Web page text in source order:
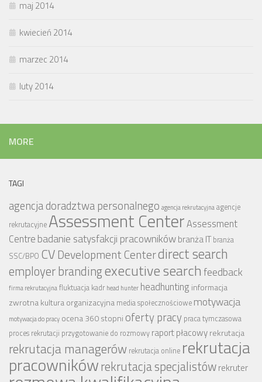
maj 2014
kwiecień 2014
marzec 2014
luty 2014
MORE
TAGI
agencja doradztwa personalnego agencja rekrutacyjnaagencje
rekrutacyjne Assessment CenterAssessment
Centre badanie satysfakcji pracownikówbranża IT branża
SSC/BPO CV Development Centerdirect search
employer brandingexecutive searchfeedback
firma rekrutacyjnafluktuacja kadr head hunter headhunting informacja
zwrotnakultura organizacyjna media społecznościowe motywacja
motywacja do pracy ocena 360 stopni oferty pracy praca tymczasowa
proces rekrutacji przygotowanie do rozmowy raport płacowyrekrutacja
rekrutacja managerów rekrutacja online rekrutacja
pracownikówrekrutacja specjalistówrekruter